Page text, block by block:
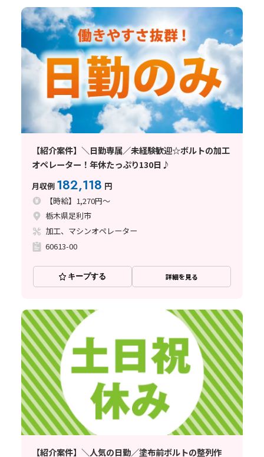
【紹介案件】＼日勤専属／未経験歓迎☆ボルトの加工
オペレーター！年休たっぷり130日♪
月収例 182,118 円
【時給】1,270円～
栃木県足利市
加工、マシンオペレーター
60613-00
キープする 詳細を見る
【紹介案件】＼人気の日勤／塗布前ボルトの整列作